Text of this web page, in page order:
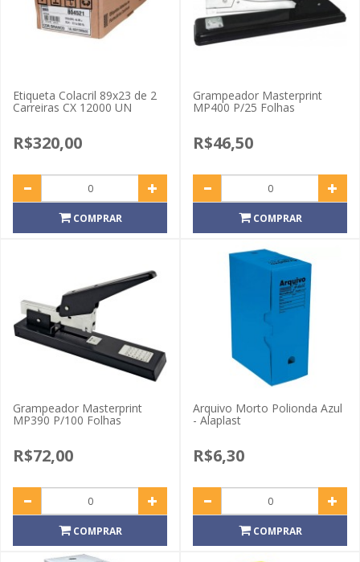
Etiqueta Colacril 89x23 de 2
Carreiras CX 12000 UN
R$320,00
COMPRAR
Grampeador Masterprint
MP400 P/25 Folhas
R$46,50
COMPRAR
Grampeador Masterprint
MP390 P/100 Folhas
R$72,00
COMPRAR
Arquivo Morto Polionda Azul
- Alaplast
R$6,30
COMPRAR